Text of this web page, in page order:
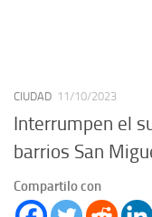
CIUDAD 11/10/2023
Interrumpen el
barrios San
Compartilo con